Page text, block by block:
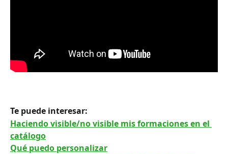
Te puede interesar:
Haciendo visible/no visible mis formaciones en el
catálogo
Qué puedo personalizar